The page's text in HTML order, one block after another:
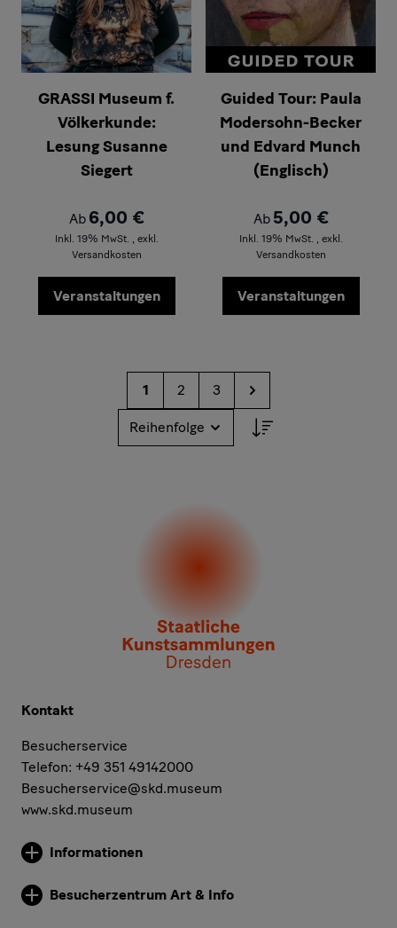
GRASSI Museum f.
Völkerkunde:
Lesung Susanne
Siegert
Ab 6,00 €
Inkl. 19% MwSt. , exkl.
Versandkosten
Veranstaltungen
Guided Tour: Paula
Modersohn-Becker
und Edvard Munch
(Englisch)
Ab 5,00 €
Inkl. 19% MwSt. , exkl.
Versandkosten
Veranstaltungen
Seite
Sie lesen gerade die Seite
1
Seite
2
Seite
3
Seite
Sortieren nach
Kontakt
Besucherservice
Telefon: +49 351 49142000
Besucherservice@skd.museum
www.skd.museum
Weitere Informationen
Informationen
Weitere Informationen
Besucherzentrum Art & Info